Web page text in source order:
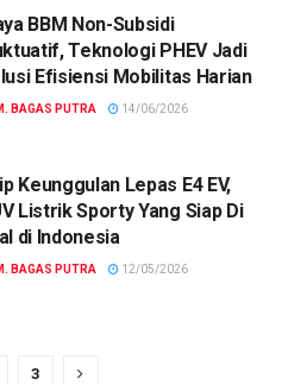
BBM Non-Subsidi
Teknologi PHEV Jadi
Efisiensi Mobilitas Harian
BAGAS PUTRA 14/06/2026
Keunggulan Lepas E4 EV,
Listrik Sporty Yang Siap Di
di Indonesia
BAGAS PUTRA 12/05/2026
3